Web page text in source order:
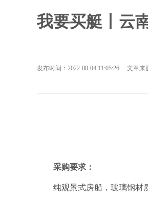
我要买艇丨云
发布时间：2022-08-04 11:05:26 文章来
采购要求：
纯观景式房船，玻璃钢材